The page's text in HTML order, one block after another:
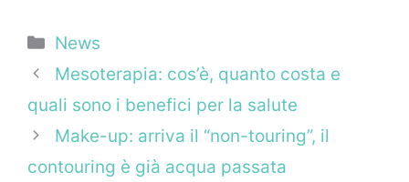
Categorie
News
Mesoterapia: cos’è, quanto costa e
quali sono i benefici per la salute
Make-up: arriva il “non-touring”, il
contouring è già acqua passata